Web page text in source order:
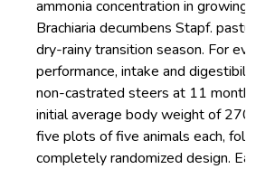
ammonia concentration in growing
Brachiaria decumbens Stapf.
dry-rainy transition season. For
performance, intake and
non-castrated steers at 11
initial average body weight of 270
five plots of five animals each,
completely randomized design.